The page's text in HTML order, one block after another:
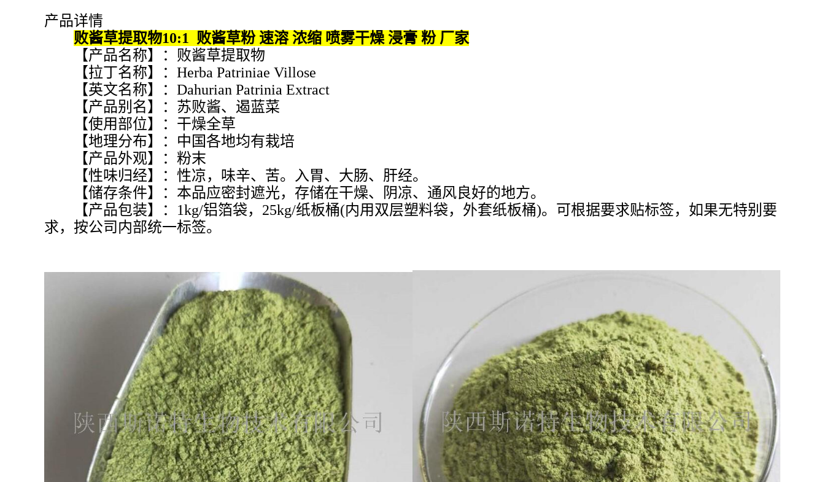
产品详情
败酱草提取物10:1 败酱草粉 速溶 浓缩 喷雾干燥 浸膏 粉 厂家
【产品名称】：败酱草提取物
【拉丁名称】：Herba Patriniae Villose
【英文名称】：Dahurian Patrinia Extract
【产品别名】：苏败酱、遏蓝菜
【使用部位】：干燥全草
【地理分布】：中国各地均有栽培
【产品外观】：粉末
【性味归经】：性凉，味辛、苦。入胃、大肠、肝经。
【储存条件】：本品应密封遮光，存储在干燥、阴凉、通风良好的地方。
【产品包装】：1kg/铝箔袋，25kg/纸板桶(内用双层塑料袋，外套纸板桶)。可根据要求贴标签，如果无特别要
求，按公司内部统一标签。